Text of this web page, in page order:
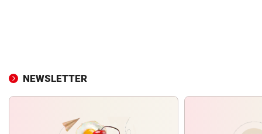
NEWSLETTER